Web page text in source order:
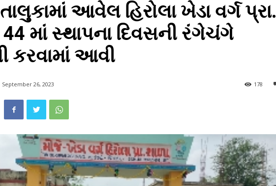
આવેલ હિરોલા ખેડા વર્ગ પ્રા.
44 માં સ્થાપના દિવસની રંગેચંગે
કરવામાં આવી
September 26, 2023 178